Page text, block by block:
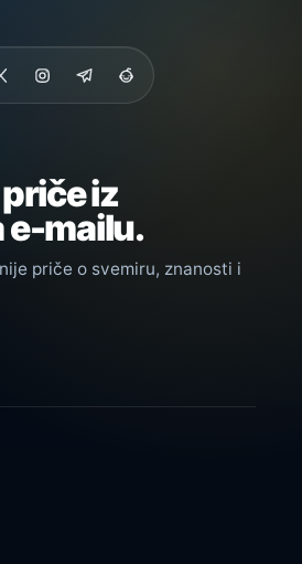
iz
e-mailu.
priče o svemiru, znanosti i